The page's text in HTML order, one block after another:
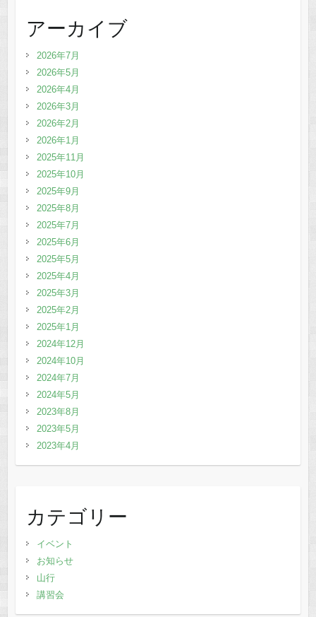
アーカイブ
2026年7月
2026年5月
2026年4月
2026年3月
2026年2月
2026年1月
2025年11月
2025年10月
2025年9月
2025年8月
2025年7月
2025年6月
2025年5月
2025年4月
2025年3月
2025年2月
2025年1月
2024年12月
2024年10月
2024年7月
2024年5月
2023年8月
2023年5月
2023年4月
カテゴリー
イベント
お知らせ
山行
講習会